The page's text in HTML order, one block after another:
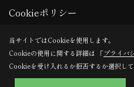
Copyright (c) Nozomi Housing. All
Produced byゴデスクリエイト
Cookieポリシー
当サイトではCookieを使用します。
Cookieの使用に関する詳細は 「プライバ
Cookieを受け入れるか拒否するか選択して